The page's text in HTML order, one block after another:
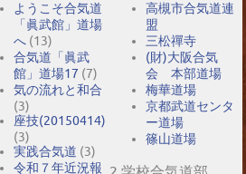
ようこそ合気道
「眞武館」道場
へ (13)
合気道「眞武
館」道場17 (7)
気の流れと和合
(3)
座技(20150414)
(3)
実践合気道 (3)
令和７年近況報
高槻市合気道連
盟
三松禪寺
(財)大阪合気
会 本部道場
梅華道場
京都武道センタ
ー道場
篠山道場